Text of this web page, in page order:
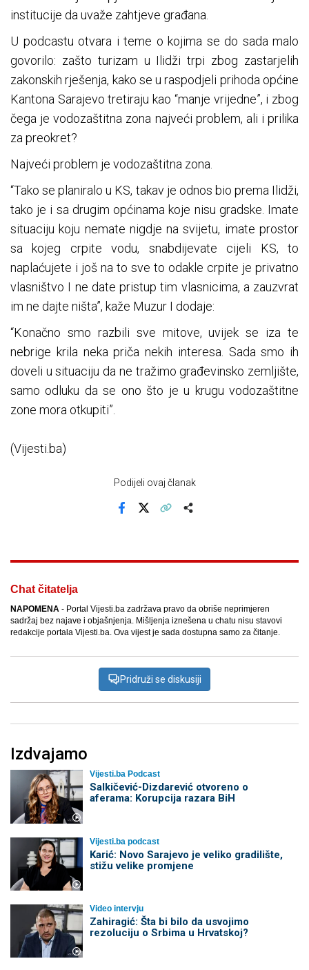
institucije da uvaže zahtjeve građana.
U podcastu otvara i teme o kojima se do sada malo
govorilo: zašto turizam u Ilidži trpi zbog zastarjelih
zakonskih rješenja, kako se u raspodjeli prihoda općine
Kantona Sarajevo tretiraju kao “manje vrijedne”, i zbog
čega je vodozaštitna zona najveći problem, ali i prilika
za preokret?
Najveći problem je vodozaštitna zona.
“Tako se planiralo u KS, takav je odnos bio prema Ilidži,
tako je i sa drugim općinama koje nisu gradske. Imate
situaciju koju nemate nigdje na svijetu, imate prostor
sa kojeg crpite vodu, snabdijevate cijeli KS, to
naplaćujete i još na to sve to odakle crpite je privatno
vlasništvo I ne date pristup tim vlasnicima, a zauzvrat
im ne dajte ništa”, kaže Muzur I dodaje:
“Konačno smo razbili sve mitove, uvijek se iza te
nebrige krila neka priča nekih interesa. Sada smo ih
doveli u situaciju da ne tražimo građevinsko zemljište,
samo odluku da se ono što je u krugu vodozaštitne
zone mora otkupiti”.
(Vijesti.ba)
Podijeli ovaj članak
Chat čitatelja
NAPOMENA - Portal Vijesti.ba zadržava pravo da obriše neprimjeren
sadržaj bez najave i objašnjenja. Mišljenja iznešena u chatu nisu stavovi
redakcije portala Vijesti.ba. Ova vijest je sada dostupna samo za čitanje.
Pridruži se diskusiji
Izdvajamo
Vijesti.ba Podcast
Salkičević-Dizdarević otvoreno o
aferama: Korupcija razara BiH
Vijesti.ba podcast
Karić: Novo Sarajevo je veliko gradilište,
stižu velike promjene
Video intervju
Zahiragić: Šta bi bilo da usvojimo
rezoluciju o Srbima u Hrvatskoj?